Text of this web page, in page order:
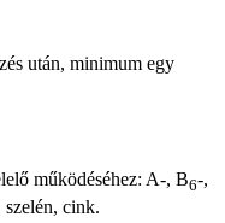
után, minimum egy
működéséhez: A-, B6-,
cink.